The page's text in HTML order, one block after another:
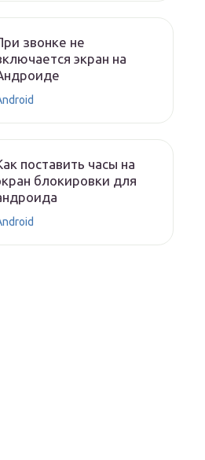
звонке не
экран на
поставить часы на
блокировки для